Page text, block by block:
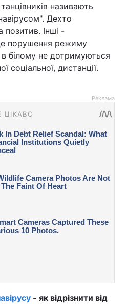
називають
Дехто
позитив. Інші -
порушення режиму
білому не дотримуються
соціальної, дистанції.
Реклама
- як відрізнити від